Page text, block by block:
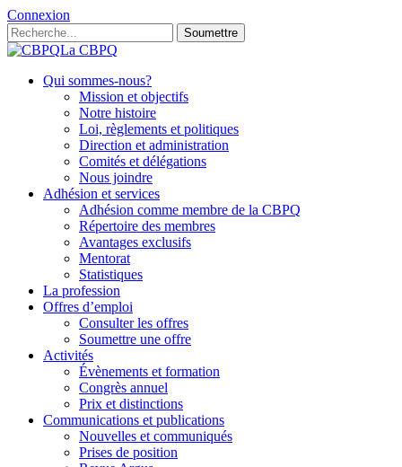
Connexion
Soumettre
La CBPQ
Qui sommes-nous?
Mission et objectifs
Notre histoire
Loi, règlements et politiques
Direction et administration
Comités et délégations
Nous joindre
Adhésion et services
Adhésion comme membre de la CBPQ
Répertoire des membres
Avantages exclusifs
Mentorat
Statistiques
La profession
Offres d’emploi
Consulter les offres
Soumettre une offre
Activités
Évènements et formation
Congrès annuel
Prix et distinctions
Communications et publications
Nouvelles et communiqués
Prises de position